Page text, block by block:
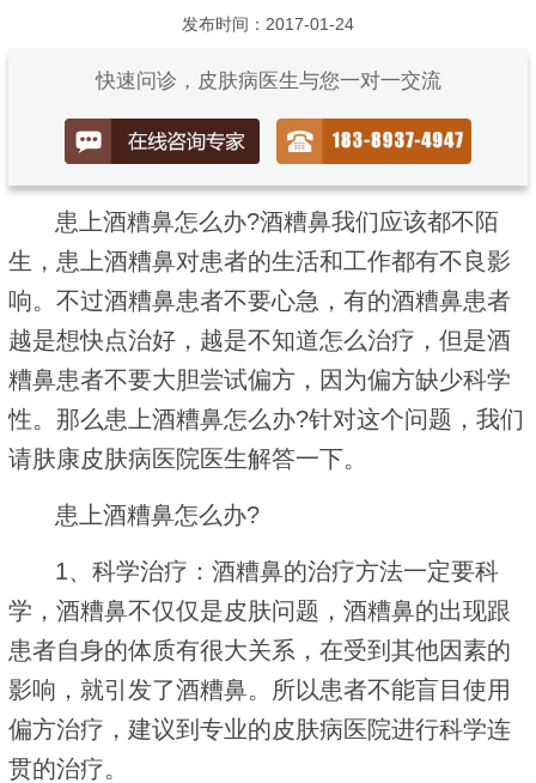
发布时间：2017-01-24
快速问诊，皮肤病医生与您一对一交流
患上酒糟鼻怎么办?酒糟鼻我们应该都不陌
生，患上酒糟鼻对患者的生活和工作都有不良影
响。不过酒糟鼻患者不要心急，有的酒糟鼻患者
越是想快点治好，越是不知道怎么治疗，但是酒
糟鼻患者不要大胆尝试偏方，因为偏方缺少科学
性。那么患上酒糟鼻怎么办?针对这个问题，我们
请肤康皮肤病医院医生解答一下。
患上酒糟鼻怎么办?
1、科学治疗：酒糟鼻的治疗方法一定要科
学，酒糟鼻不仅仅是皮肤问题，酒糟鼻的出现跟
患者自身的体质有很大关系，在受到其他因素的
影响，就引发了酒糟鼻。所以患者不能盲目使用
偏方治疗，建议到专业的皮肤病医院进行科学连
贯的治疗。